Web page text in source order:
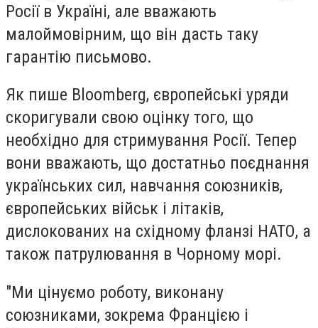
Росії в Україні, але вважають
малоймовірним, що він дасть таку
гарантію письмово.
Як пише Bloomberg, європейські уряди
скоригували свою оцінку того, що
необхідно для стримування Росії. Тепер
вони вважають, що достатньо поєднання
українських сил, навчання союзників,
європейських військ і літаків,
дислокованих на східному фланзі НАТО, а
також патрулювання в Чорному морі.
"Ми цінуємо роботу, виконану
союзниками, зокрема Францією і